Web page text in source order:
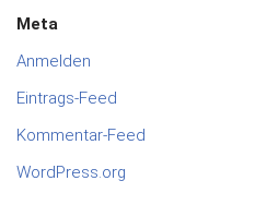
Meta
Anmelden
Eintrags-Feed
Kommentar-Feed
WordPress.org